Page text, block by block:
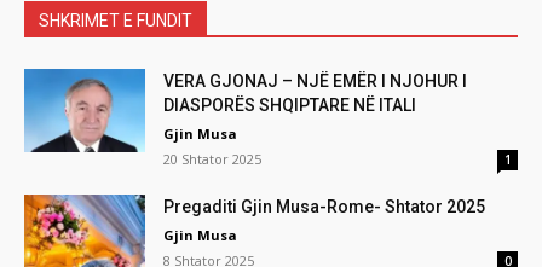
SHKRIMET E FUNDIT
VERA GJONAJ – NJË EMËR I NJOHUR I
DIASPORËS SHQIPTARE NË ITALI
Gjin Musa
20 Shtator 2025
1
Pregaditi Gjin Musa-Rome- Shtator 2025
Gjin Musa
8 Shtator 2025
0